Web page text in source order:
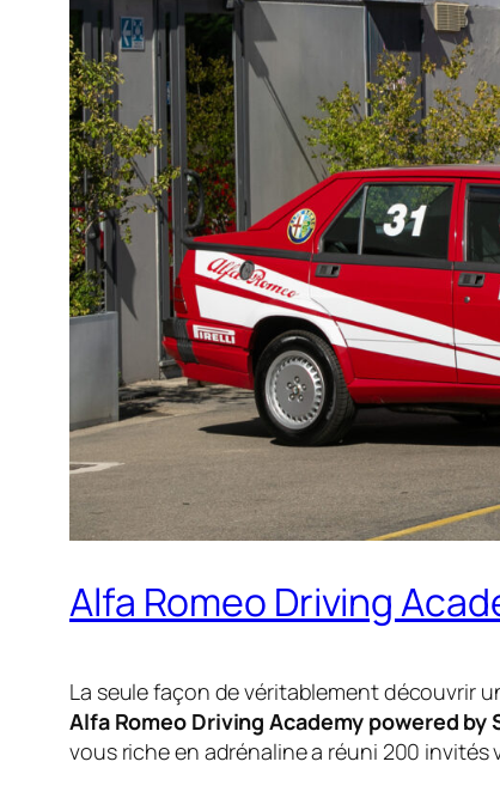
Alfa Romeo Driving
La seule façon de véritablement découvrir
Alfa Romeo Driving Academy powered by
vous riche en adrénaline a réuni 200 invités